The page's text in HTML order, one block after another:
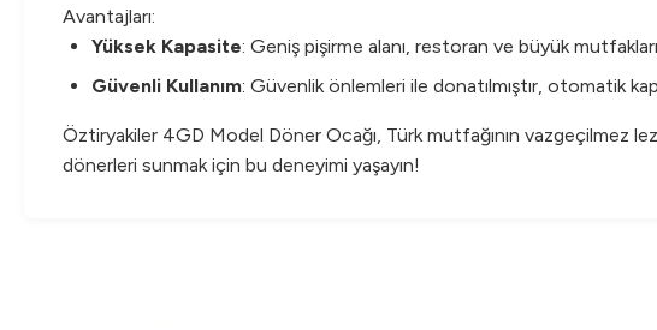
Avantajları:
Yüksek Kapasite: Geniş pişirme alanı, restoran ve büyük
Güvenli Kullanım: Güvenlik önlemleri ile donatılmıştır, otomatik
Öztiryakiler 4GD Model Döner Ocağı, Türk mutfağının vazgeçilmez
dönerleri sunmak için bu deneyimi yaşayın!